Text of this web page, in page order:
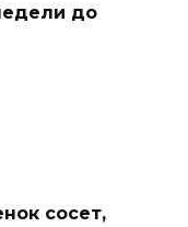
до
сосет,